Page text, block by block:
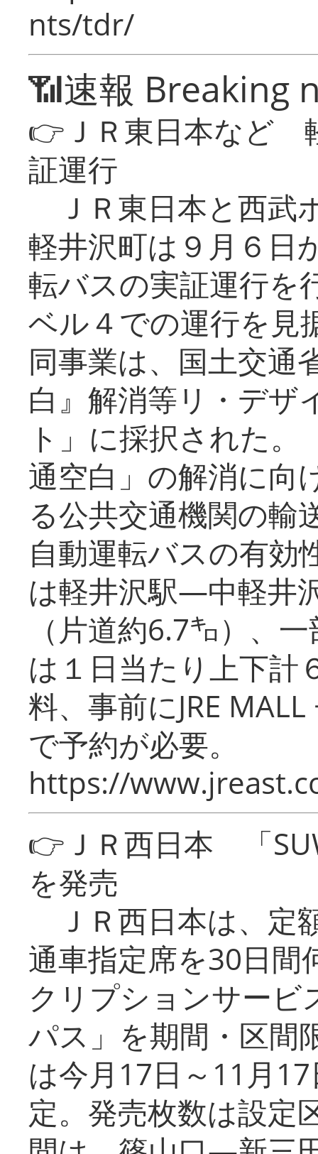
nts/tdr/
📶速報 Breaking
👉ＪＲ東日本など
証運行
ＪＲ東日本と西武
軽井沢町は９月６日
転バスの実証運行を
ベル４での運行を見
同事業は、国土交通
白』解消等リ・デザ
ト」に採択された
通空白」の解消に向
る公共交通機関の輸
自動運転バスの有効
は軽井沢駅―中軽井
（片道約6.7㌔）、
は１日当たり上下計
料、事前にJRE
で予約が必要。
https://
👉ＪＲ西日本 「
を発売
ＪＲ西日本は、定
通車指定席を30日間
クリプションサービ
パス」を期間・区間
は今月17日～11月
定。発売枚数は設定